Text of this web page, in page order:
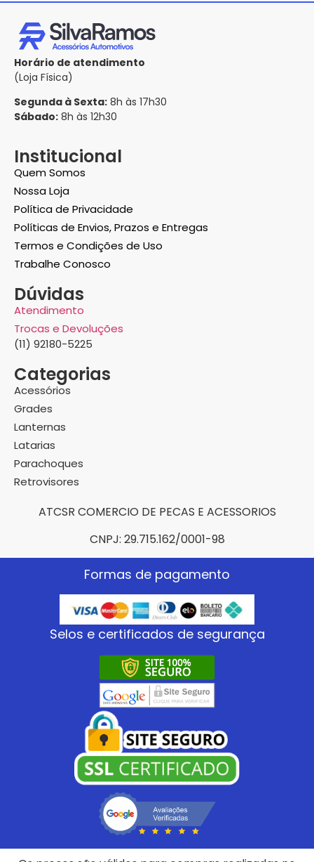
Horário de atendimento
(Loja Física)
Segunda à Sexta: 8h às 17h30
Sábado: 8h às 12h30
Institucional
Quem Somos
Nossa Loja
Política de Privacidade
Políticas de Envios, Prazos e Entregas
Termos e Condições de Uso
Trabalhe Conosco
Dúvidas
Atendimento
Trocas e Devoluções
(11) 92180-5225
Categorias
Acessórios
Grades
Lanternas
Latarias
Parachoques
Retrovisores
ATCSR COMERCIO DE PECAS E ACESSORIOS
CNPJ: 29.715.162/0001-98
Formas de pagamento
Selos e certificados de segurança